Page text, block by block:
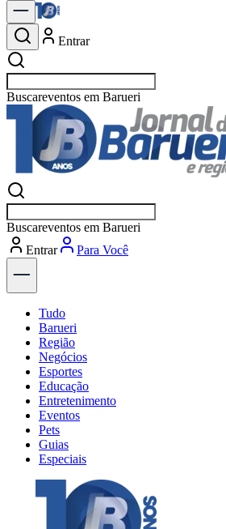
Entrar
Buscarvagas em B
Buscarvagas em B
Entrar
Tudo
Barueri
Região
Negócios
Esportes
Educação
Entretenimento
Eventos
Pets
Guias
Especiais
Explore Tudo
Últimas Notícias
Previsão do Tempo